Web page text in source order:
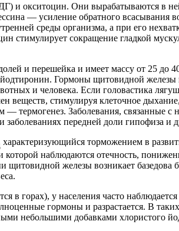
и окситоцин. Они вырабатываются в
— усиление обратного всасывания
среды организма, а при его
стимулирует сокращение гладкой
и перешейка и имеет массу от 25
Гормоны щитовидной
и человека. Если головастика
веществ, стимулируя клеточное
Заболевания, связанные с
заболеваниях передней доли гипофиза и
характеризующийся торможением в
наблюдаются отечность,
железы возникает базедова
в горах), у населения часто
гормоны и разрастается. В
небольшими добавками хлористого